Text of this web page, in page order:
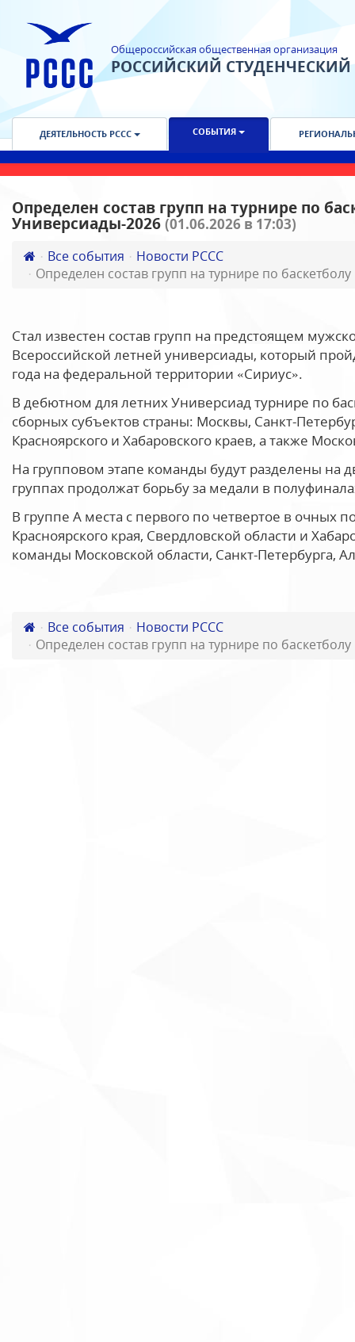
Общероссийская общественная организация
РОССИЙСКИЙ
ДЕЯТЕЛЬНОСТЬ РССС СОБЫТИЯ
Определен состав групп на турнире по
Универсиады-2026 (01.06.2026 в 17:03)
Все события
Новости РССС
Определен состав групп на турнире по
Стал известен состав групп на предстоящем
Всероссийской летней универсиады, который
года на федеральной территории «Сириус».
В дебютном для летних Универсиад турнире по
сборных субъектов страны: Москвы, Санкт-
Красноярского и Хабаровского краев, а также
На групповом этапе команды будут разделены на
группах продолжат борьбу за медали в
В группе А места с первого по четвертое в очных
Красноярского края, Свердловской области и
команды Московской области, Санкт-Петербурга,
Все события
Новости РССС
Определен состав групп на турнире по